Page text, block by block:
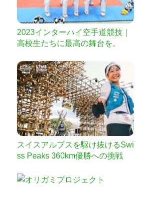
2023インターハイ空手道競技｜
高校生たちに最高の舞台を。
スイスアルプスを駆け抜けるSwi
ss Peaks 360km優勝への挑戦